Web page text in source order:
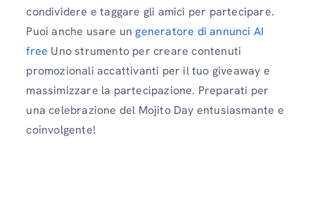
condividere e taggare gli amici per partecipare.
Puoi anche usare un generatore di annunci AI
free Uno strumento per creare contenuti
promozionali accattivanti per il tuo giveaway e
massimizzare la partecipazione. Preparati per
una celebrazione del Mojito Day entusiasmante e
coinvolgente!